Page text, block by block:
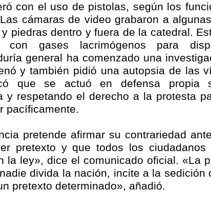
con el uso de pistolas, según los
cámaras de video grabaron a
piedras dentro y fuera de la catedral.
gases lacrimógenos para
general ha comenzado una
y también pidió una autopsia de las
que se actuó en defensa propia
y respetando el derecho a la protesta
pacíficamente.
pretende afirmar su contrariedad
pretexto y que todos los ciudadanos
la ley», dice el comunicado oficial. «La
divida la nación, incite a la sedición
pretexto determinado», añadió.